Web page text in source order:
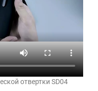
отвертки SD04